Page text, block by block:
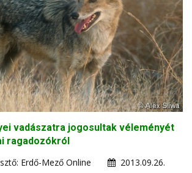
vadászatra jogosultak véleményét
ragadozókról
Erdő-Mező Online
2013.09.26.